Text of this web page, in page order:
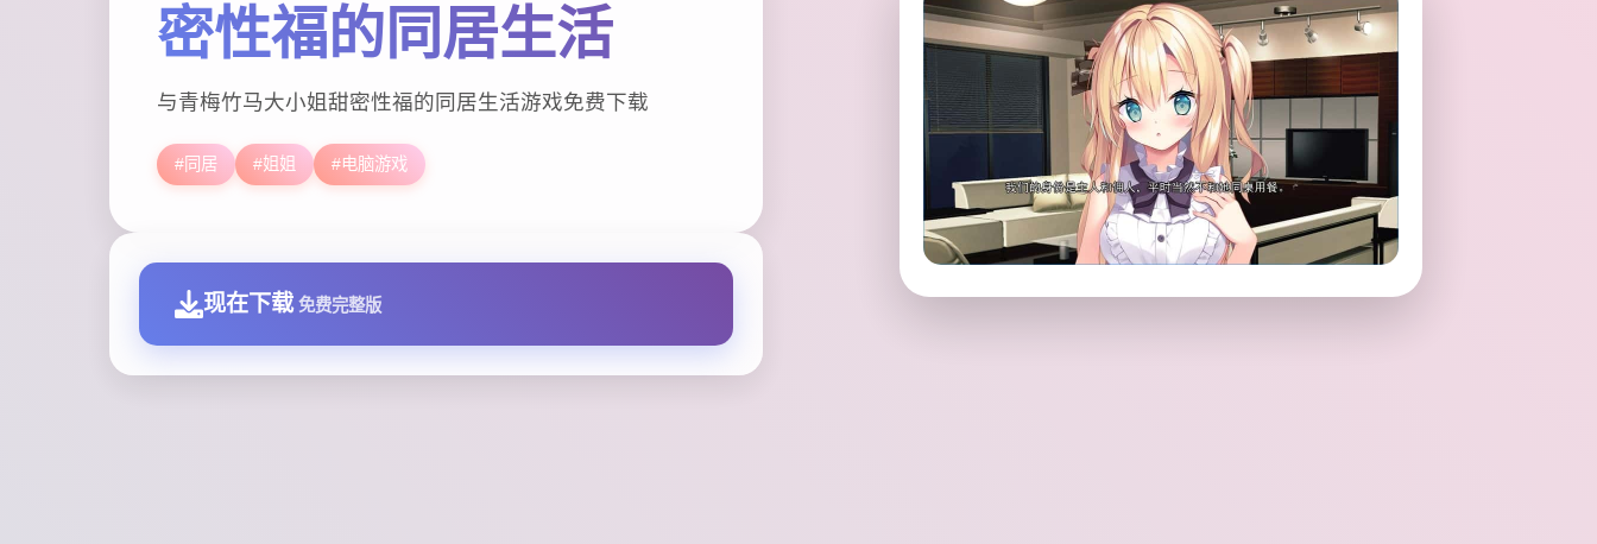
密性福的同居生活
与青梅竹马大小姐甜密性福的同居生活游戏免费下载
#同居 #姐姐 #电脑游戏
现在下载 免费完整版